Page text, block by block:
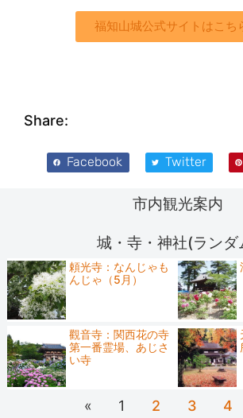
福知山城公式サイトはこち
Share:
Facebook Twitter
市内観光案内
城・寺・神社(ランダ
頼光寺：なんじゃも
んじゃ（5月）
觀音寺：関西花の寺
第一番霊場、あじさ
い寺
« 1 2 3 4